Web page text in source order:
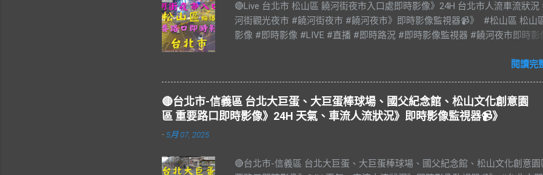
🔴Live 台北市 松山區 饒河街夜市入口處即時影像》24H 台北市人流車流狀況
河街觀光夜市 #饒河街夜市 #饒河夜市》即時影像監視器📹》 #松山區 松山
影像 #即時影像 #LIVE #直播 #即時路況 #即時影像監視器 #饒河夜市即時影
#松山區 #松山慈祐宮 #台灣夜市 #夜市 #台北市即時影像 #JAZZ #JAZZY
#Live #BGM #RELAX #Taiwan #Live BGM Jazz & Blues 爵士樂和藍調 饒河街
夜市，又稱饒河街夜市、饒河夜市。位於台灣臺北市松山區饒河街，為臺北市
個觀光夜市，也是臺灣繼華西街觀光夜市後第二座觀光夜市。 營業時間： 每日
輳，極一時之盛。日治時期改名松山，後又因港岸河水淤樍，停泊船隻漸少
閱讀完
🔴台北市-信義區 台北大巨蛋、大巨蛋棒球場、國父紀念館、松山文化創意園
區 重要路口即時影像》24H 天氣、車流人流狀況》即時影像監視器📹》
- 5月 07, 2025
🔴台北市-信義區 台北大巨蛋、大巨蛋棒球場、國父紀念館、松山文化創意園